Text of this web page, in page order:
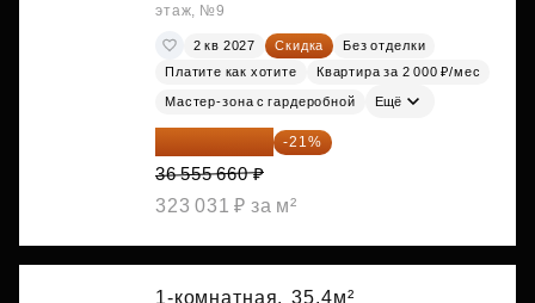
этаж, №9
2 кв 2027 Скидка
Без отделки
Платите как хотите
Квартира за 2 000 ₽/мес
Мастер-зона с гардеробной Ещё
28 878 971 ₽ -21%
36 555 660 ₽
323 031 ₽ за м²
1-комнатная, 35.4м²